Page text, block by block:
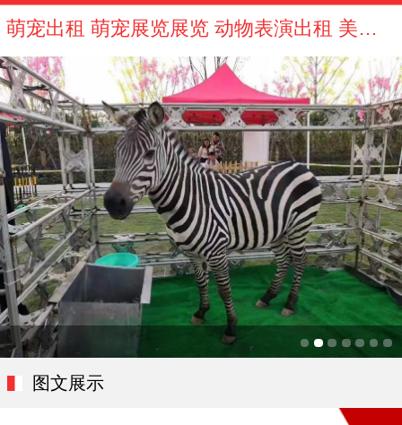
萌宠出租 萌宠展览展览 动物表演出租 美人鱼表演出租 海狮表演租赁
图文展示